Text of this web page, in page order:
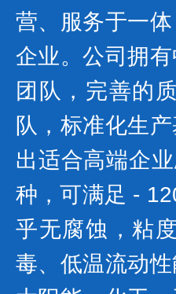
营、服务于一
企业。公司拥
团队，完善的
队，标准化生
出适合高端企
种，可满足 -
乎无腐蚀，粘
毒、低温流动